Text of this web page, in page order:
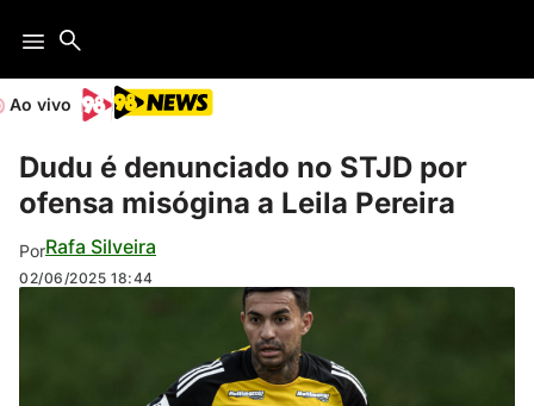
Ao vivo
Dudu é denunciado no STJD por
ofensa misógina a Leila Pereira
PorRafa Silveira
02/06/2025 18:44